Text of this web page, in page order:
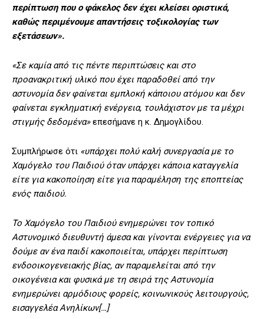
περίπτωση που ο φάκελος δεν έχει κλείσει οριστικά,
καθώς περιμένουμε απαντήσεις τοξικολογίας των
εξετάσεων».
«Σε καμία από τις πέντε περιπτώσεις και στο
προανακριτική υλικό που έχει παραδοθεί από την
αστυνομία δεν φαίνεται εμπλοκή κάποιου ατόμου και δεν
φαίνεται εγκληματική ενέργεια, τουλάχιστον με τα μέχρι
στιγμής δεδομένα»επεσήμανε η κ. Δημογλίδου.
Συμπλήρωσε ότι «υπάρχει πολύ καλή συνεργασία με το
Χαμόγελο του Παιδιού όταν υπάρχει κάποια καταγγελία
είτε για κακοποίηση είτε για παραμέληση της εποπτείας
ενός παιδιού.
Το Χαμόγελο του Παιδιού ενημερώνει τον τοπικό
Αστυνομικό διευθυντή άμεσα και γίνονται ενέργειες για να
δούμε αν ένα παιδί κακοποιείται, υπάρχει περίπτωση
ενδοοικογενειακής βίας, αν παραμελείται από την
οικογένεια και φυσικά με τη σειρά της Αστυνομία
ενημερώνει αρμόδιους φορείς, κοινωνικούς λειτουργούς,
εισαγγελέα Ανηλίκων[…]